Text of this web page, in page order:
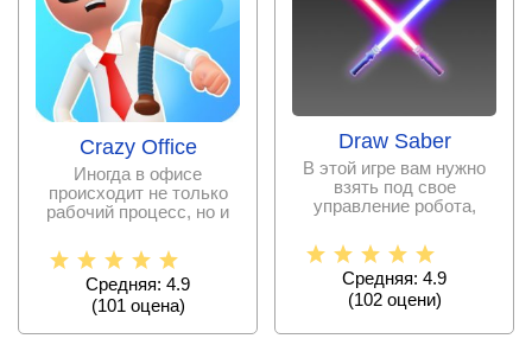
Crazy Office
Иногда в офисе
происходит не только
рабочий процесс, но и
ходе
Средняя: 4.9
(101 оценa)
Draw Saber
В этой игре вам нужно
взять под свое
управление робота,
мечом,
Средняя: 4.9
(102оцени)